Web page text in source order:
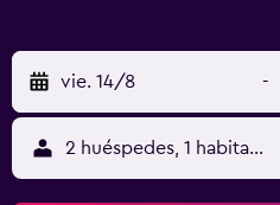
vie. 14/8 -
2 huéspedes, 1 habitación